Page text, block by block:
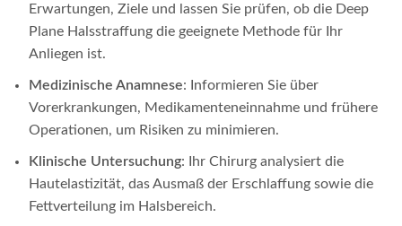
Erwartungen, Ziele und lassen Sie prüfen, ob die Deep
Plane Halsstraffung die geeignete Methode für Ihr
Anliegen ist.
Medizinische Anamnese: Informieren Sie über
Vorerkrankungen, Medikamenteneinnahme und frühere
Operationen, um Risiken zu minimieren.
Klinische Untersuchung: Ihr Chirurg analysiert die
Hautelastizität, das Ausmaß der Erschlaffung sowie die
Fettverteilung im Halsbereich.